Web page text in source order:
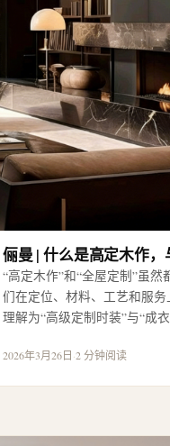
俪曼 | 什么是高定木作
“高定木作”和“全屋定制”虽
们在定位、材料、工艺和服
理解为“高级定制时装”与“成
2026年3月26日·2 分钟阅读